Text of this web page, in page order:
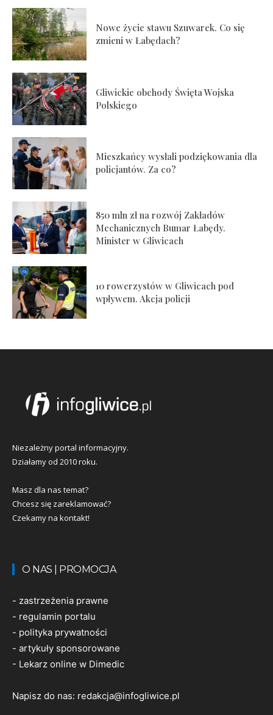
Nowe życie stawu Szuwarek. Co się
zmieni w Łabędach?
Gliwickie obchody Święta Wojska
Polskiego
Mieszkańcy wysłali podziękowania dla
policjantów. Za co?
850 mln zł na rozwój Zakładów
Mechanicznych Bumar Łabędy.
Minister w Gliwicach
10 rowerzystów w Gliwicach pod
wpływem. Akcja policji
Niezależny portal informacyjny.
Działamy od 2010 roku.
Masz dla nas temat?
Chcesz się zareklamować?
Czekamy na kontakt!
O NAS | PROMOCJA
- zastrzeżenia prawne
- regulamin portalu
- polityka prywatności
- artykuły sponsorowane
- Lekarz online w Dimedic
Napisz do nas: redakcja@infogliwice.pl